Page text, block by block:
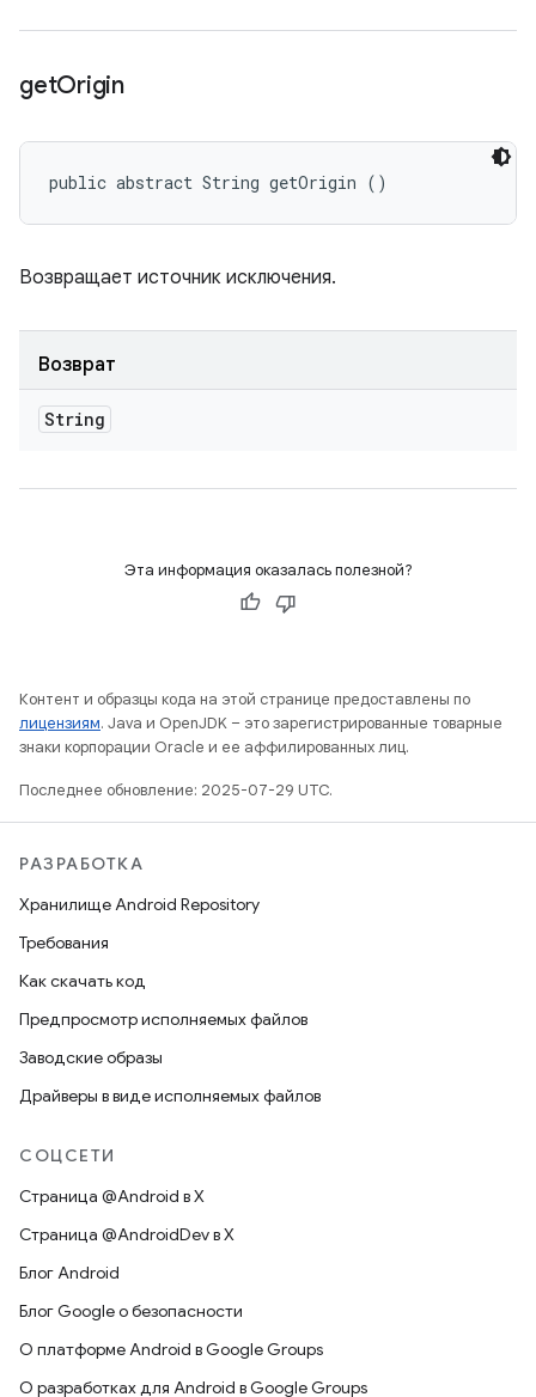
getOrigin
public abstract String getOrigin ()
Возвращает источник исключения.
Возврат
String
Эта информация оказалась полезной?
Контент и образцы кода на этой странице предоставлены по
лицензиям. Java и OpenJDK – это зарегистрированные товарные
знаки корпорации Oracle и ее аффилированных лиц.
Последнее обновление: 2025-07-29 UTC.
РАЗРАБОТКА
Хранилище Android Repository
Требования
Как скачать код
Предпросмотр исполняемых файлов
Заводские образы
Драйверы в виде исполняемых файлов
СОЦСЕТИ
Страница @Android в X
Страница @AndroidDev в X
Блог Android
Блог Google о безопасности
О платформе Android в Google Groups
О разработках для Android в Google Groups